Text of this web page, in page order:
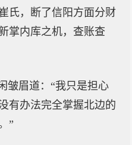
氏，断了信阳方面分财
掌内库之机，查账查
皱眉道：“我只是担心
有办法完全掌握北边的
”